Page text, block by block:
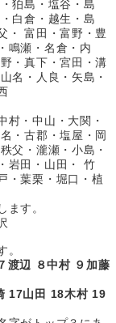
狛島・塩谷・島
白倉・越生・島
・ 富田・富野・豊
鳴瀬・名倉・内
・真下・宮田・溝
名・人良・矢島・
・中山・大関・
・古郡・塩屋・岡
父・瀧瀬・小島・
岩田・山田・ 竹
・葉栗・堀口・植
ます。
。
渡辺 ８中村 ９加藤
17山田 18木村 19